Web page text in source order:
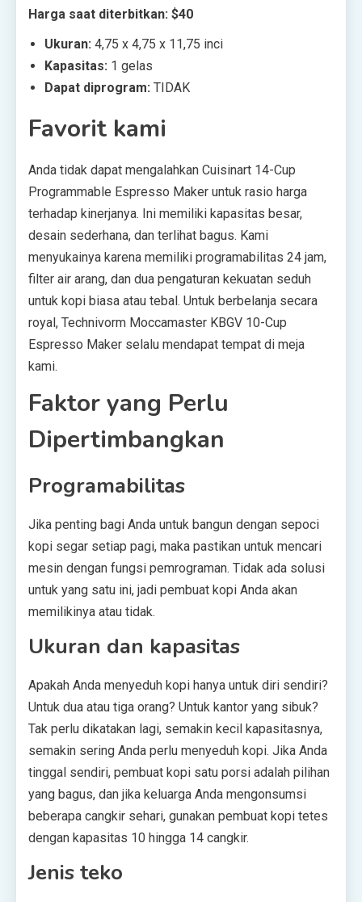
Harga saat diterbitkan: $40
Ukuran: 4,75 x 4,75 x 11,75 inci
Kapasitas: 1 gelas
Dapat diprogram: TIDAK
Favorit kami
Anda tidak dapat mengalahkan Cuisinart 14-Cup
Programmable Espresso Maker untuk rasio harga
terhadap kinerjanya. Ini memiliki kapasitas besar,
desain sederhana, dan terlihat bagus. Kami
menyukainya karena memiliki programabilitas 24 jam,
filter air arang, dan dua pengaturan kekuatan seduh
untuk kopi biasa atau tebal. Untuk berbelanja secara
royal, Technivorm Moccamaster KBGV 10-Cup
Espresso Maker selalu mendapat tempat di meja
kami.
Faktor yang Perlu
Dipertimbangkan
Programabilitas
Jika penting bagi Anda untuk bangun dengan sepoci
kopi segar setiap pagi, maka pastikan untuk mencari
mesin dengan fungsi pemrograman. Tidak ada solusi
untuk yang satu ini, jadi pembuat kopi Anda akan
memilikinya atau tidak.
Ukuran dan kapasitas
Apakah Anda menyeduh kopi hanya untuk diri sendiri?
Untuk dua atau tiga orang? Untuk kantor yang sibuk?
Tak perlu dikatakan lagi, semakin kecil kapasitasnya,
semakin sering Anda perlu menyeduh kopi. Jika Anda
tinggal sendiri, pembuat kopi satu porsi adalah pilihan
yang bagus, dan jika keluarga Anda mengonsumsi
beberapa cangkir sehari, gunakan pembuat kopi tetes
dengan kapasitas 10 hingga 14 cangkir.
Jenis teko